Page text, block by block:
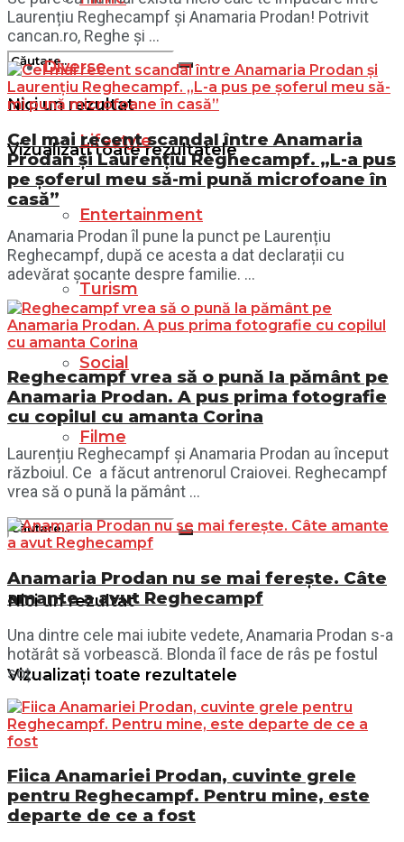
Nici un rezultat
Vizualizați toate rezultatele
Diverse
Lifestyle
Entertainment
Turism
Social
Filme
Nici un rezultat
Vizualizați toate rezultatele
Laurențiu Reghecampf și Anamaria Prodan! Potrivit
cancan.ro, Reghe și ...
Cel mai recent scandal între Anamaria
Prodan și Laurențiu Reghecampf. „L-a pus
pe șoferul meu să-mi pună microfoane în
casă”
Anamaria Prodan îl pune la punct pe Laurențiu
Reghecampf, după ce acesta a dat declarații cu
adevărat șocante despre familie. ...
Reghecampf vrea să o pună la pământ pe
Anamaria Prodan. A pus prima fotografie
cu copilul cu amanta Corina
Laurențiu Reghecampf și Anamaria Prodan au început
războiul. Ce a făcut antrenorul Craiovei. Reghecampf
vrea să o pună la pământ ...
Anamaria Prodan nu se mai ferește. Câte
amante a avut Reghecampf
Una dintre cele mai iubite vedete, Anamaria Prodan s-a
hotărât să vorbească. Blonda îl face de râs pe fostul
soț. ...
Fiica Anamariei Prodan, cuvinte grele
pentru Reghecampf. Pentru mine, este
departe de ce a fost